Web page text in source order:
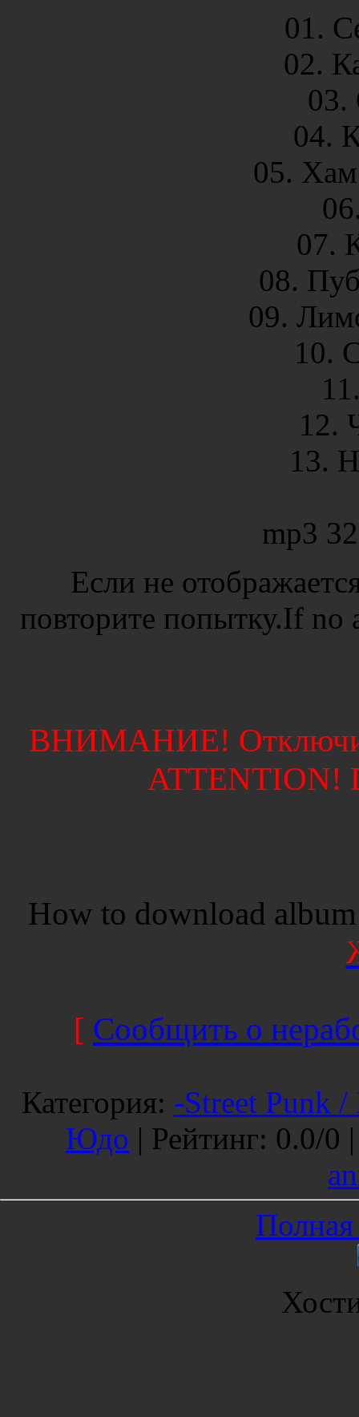
01.
02.
03.
04.
05.
07.
08.
09.
10.
12.
13.
mp3
Если не
повторите попытку.If
ВНИМАНИЕ!
ATTENTION!
How to download
[ Сообщить о
Категория: -Street Punk
Юдо | Рейтинг: 0.0/0
Полная